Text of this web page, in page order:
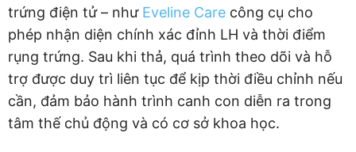
trứng điện tử – như Eveline Care công cụ cho
phép nhận diện chính xác đỉnh LH và thời điểm
rụng trứng. Sau khi thả, quá trình theo dõi và hỗ
trợ được duy trì liên tục để kịp thời điều chỉnh nếu
cần, đảm bảo hành trình canh con diễn ra trong
tâm thế chủ động và có cơ sở khoa học.